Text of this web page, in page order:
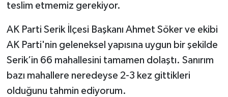
teslim etmemiz gerekiyor.
AK Parti Serik İlçesi Başkanı Ahmet Söker ve ekibi
AK Parti'nin geleneksel yapısına uygun bir şekilde
Serik’in 66 mahallesini tamamen dolaştı. Sanırım
bazı mahallere neredeyse 2-3 kez gittikleri
olduğunu tahmin ediyorum.